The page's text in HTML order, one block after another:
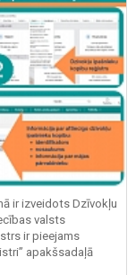
ir izveidots Dzīvokļu
valsts
ir pieejams
apakšsadaļā